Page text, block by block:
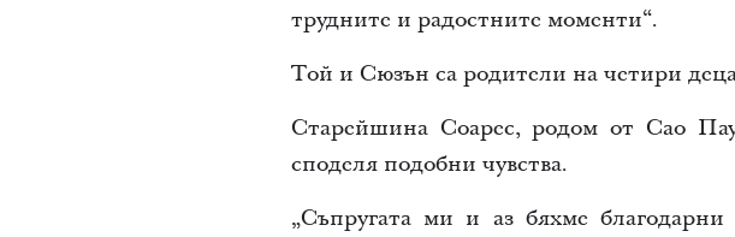
трудните и радостните моменти“.
Той и Сюзън са родители на четири
Старейшина Соарес, родом от Сао
споделя подобни чувства.
„Съпругата ми и аз бяхме